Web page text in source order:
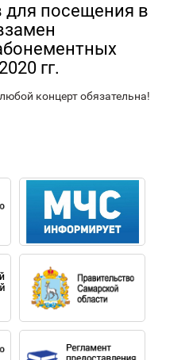
для посещения в
гг.
концерт обязательна!